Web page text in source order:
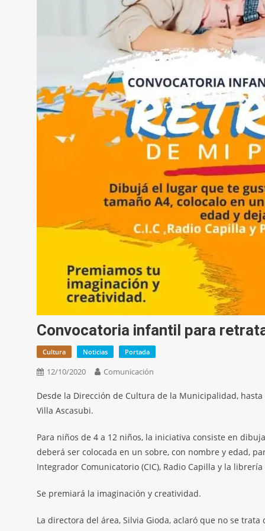
Convocatoria infantil para
Cultura Noticias Portada
12/10/2020 Comunicación
Desde la Dirección de Cultura de la Municipalidad,
Villa Ascasubi.
Para niños de 4 a 12 niños, la iniciativa consiste en
deberá ser colocada en un sobre, con nombre y edad,
Integrador Comunicatorio (CIC), Radio Capilla y la
Se premiará la imaginación y creatividad.
La directora del área, Silvia Gioda, aclaró que no se